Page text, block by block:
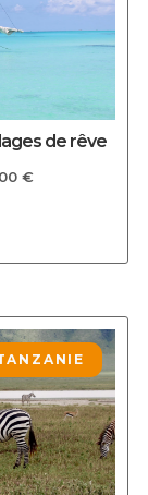
de rêve
€